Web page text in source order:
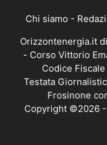
Chi siamo -
Orizzontenergia.it
- Corso Vittorio
Codice
Testata
Frosinone
Copyright ©2026